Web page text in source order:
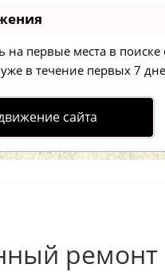
на первые места в
в течение первых 7
сайта
ремонт